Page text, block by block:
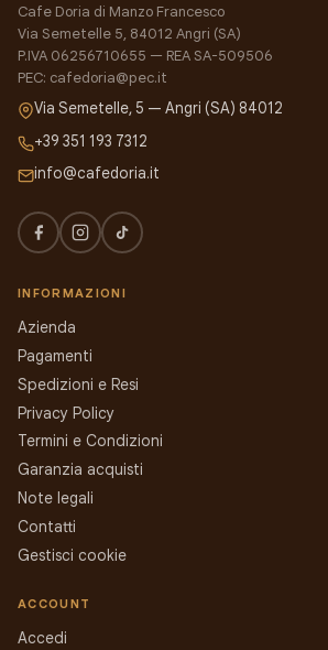
Cafe Doria di Manzo Francesco
Via Semetelle 5, 84012 Angri (SA)
P.IVA 06256710655 — REA SA-509506
PEC: cafedoria@pec.it
Via Semetelle, 5 — Angri (SA) 84012
+39 351 193 7312
info@cafedoria.it
INFORMAZIONI
Azienda
Pagamenti
Spedizioni e Resi
Privacy Policy
Termini e Condizioni
Garanzia acquisti
Note legali
Contatti
Gestisci cookie
ACCOUNT
Accedi